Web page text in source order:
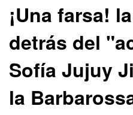
¡Una farsa!
detrás del
Sofía Jujuy
la